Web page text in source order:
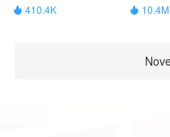
 410.4K  10.4M